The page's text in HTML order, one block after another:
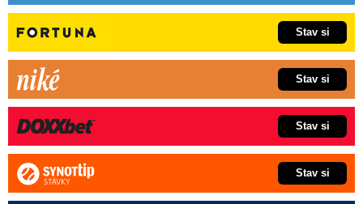
Stav si
Stav si
Stav si
Stav si